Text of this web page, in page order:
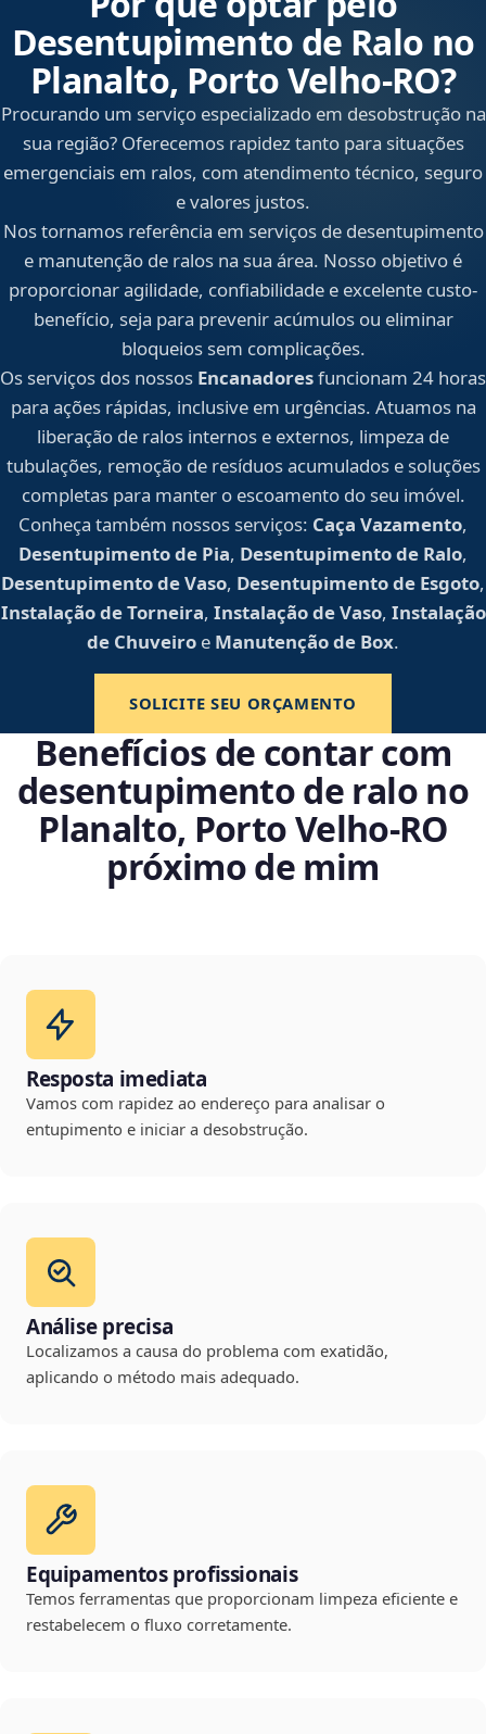
Desentupimento de Ralo no
Planalto, Porto Velho‑RO?
Procurando um serviço especializado em desobstrução na
sua região? Oferecemos rapidez tanto para situações
emergenciais em ralos, com atendimento técnico, seguro
e valores justos.
Nos tornamos referência em serviços de desentupimento
e manutenção de ralos na sua área. Nosso objetivo é
proporcionar agilidade, confiabilidade e excelente custo-
benefício, seja para prevenir acúmulos ou eliminar
bloqueios sem complicações.
Os serviços dos nossos Encanadoresfuncionam 24 horas
para ações rápidas, inclusive em urgências. Atuamos na
liberação de ralos internos e externos, limpeza de
tubulações, remoção de resíduos acumulados e soluções
completas para manter o escoamento do seu imóvel.
Conheça também nossos serviços: Caça Vazamento,
Desentupimento de Pia, Desentupimento de Ralo,
Desentupimento de Vaso, Desentupimento de Esgoto,
Instalação de Torneira, Instalação de Vaso, Instalação
de Chuveiro e Manutenção de Box.
SOLICITE SEU ORÇAMENTO
Benefícios de contar com
desentupimento de ralo no
Planalto, Porto Velho‑RO
próximo de mim
Resposta imediata
Vamos com rapidez ao endereço para analisar o
entupimento e iniciar a desobstrução.
Análise precisa
Localizamos a causa do problema com exatidão,
aplicando o método mais adequado.
Equipamentos profissionais
Temos ferramentas que proporcionam limpeza eficiente e
restabelecem o fluxo corretamente.